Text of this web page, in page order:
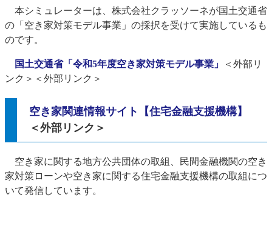
本シミュレーターは、株式会社クラッソーネが国土交通省
の「空き家対策モデル事業」の採択を受けて実施しているも
のです。
国土交通省「令和5年度空き家対策モデル事業」​
＜外部リ
ンク＞ ＜外部リンク＞
空き家関連情報サイト【住宅金融支援機構】
＜外部リンク＞
空き家に関する地方公共団体の取組、民間金融機関の空き
家対策ローンや空き家に関する住宅金融支援機構の取組につ
いて発信しています。​